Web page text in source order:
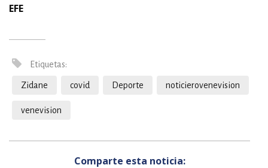
EFE
Etiquetas:
Zidane covid Deporte noticierovenevision
venevision
Comparte esta noticia: